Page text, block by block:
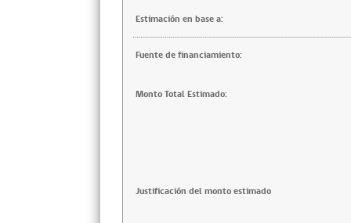
Estimación en base a:
Fuente de financiamiento:
Monto Total Estimado:
Justificación del monto estimado